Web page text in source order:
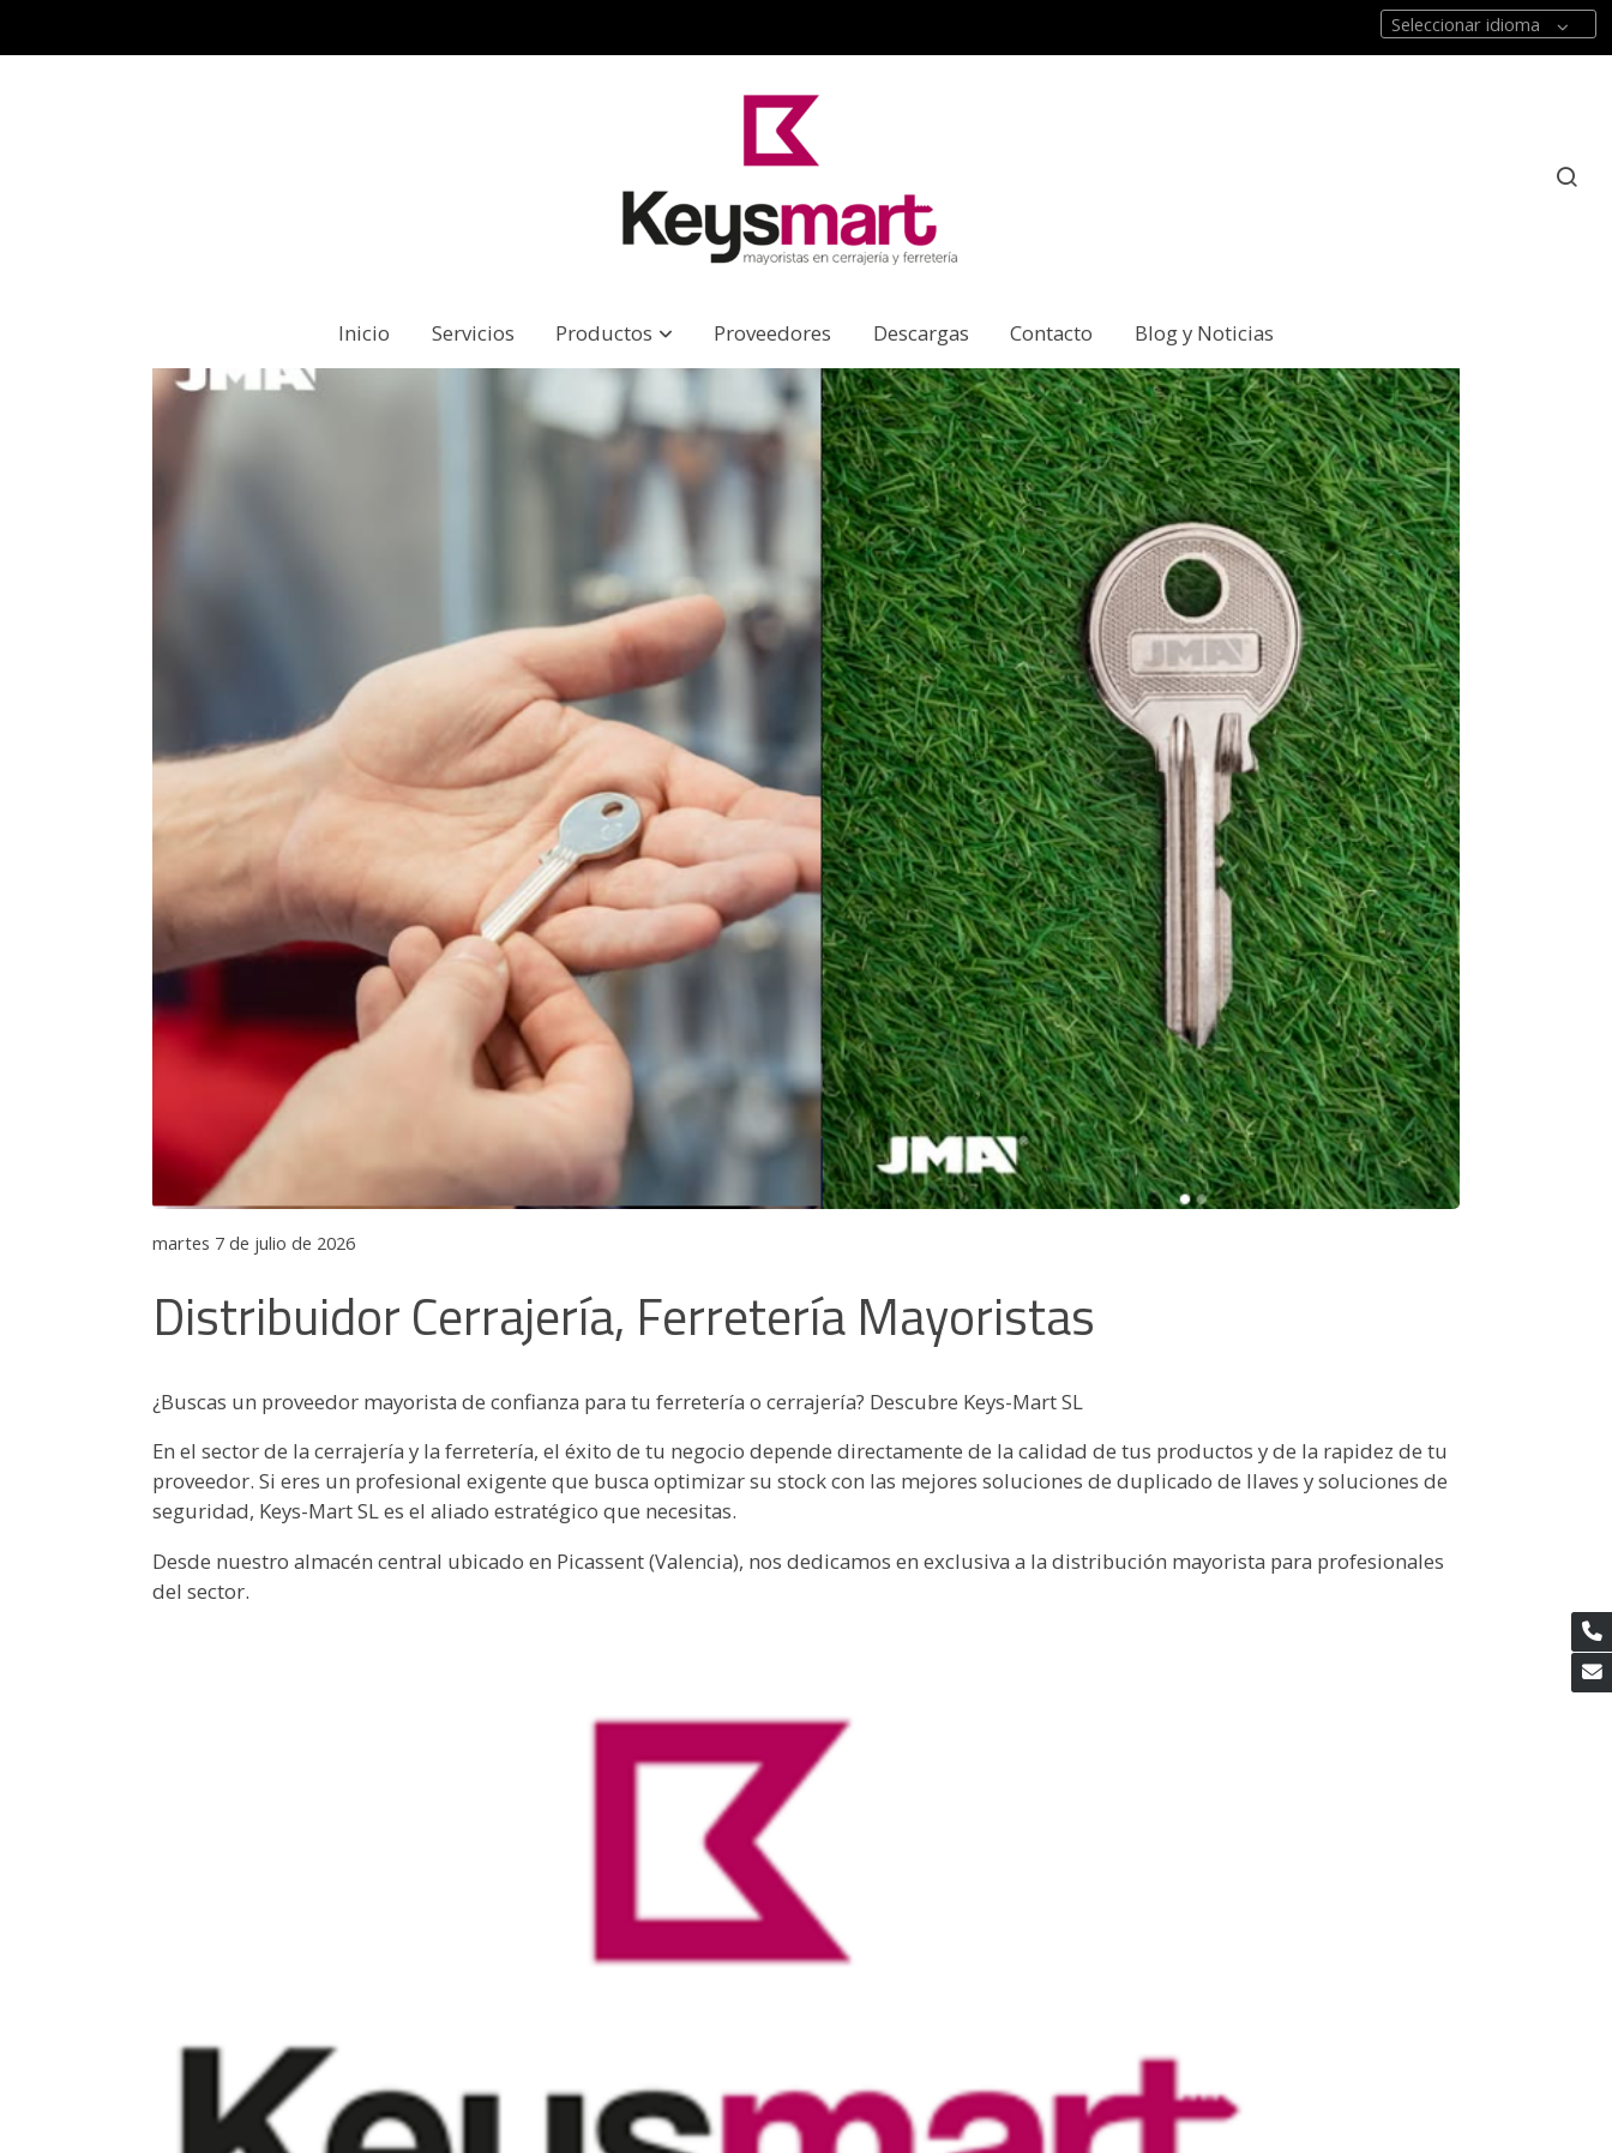
Seleccionar idioma
Inicio Servicios Productos Proveedores Descargas Contacto Blog y Noticias
martes 7 de julio de 2026
Distribuidor Cerrajería, Ferretería Mayoristas
¿Buscas un proveedor mayorista de confianza para tu ferretería o cerrajería? Descubre Keys-Mart SL
En el sector de la cerrajería y la ferretería, el éxito de tu negocio depende directamente de la calidad de tus productos y de la rapidez de tu
proveedor. Si eres un profesional exigente que busca optimizar su stock con las mejores soluciones de duplicado de llaves y soluciones de
seguridad, Keys-Mart SL es el aliado estratégico que necesitas.
Desde nuestro almacén central ubicado en Picassent (Valencia), nos dedicamos en exclusiva a la distribución mayorista para profesionales
del sector.